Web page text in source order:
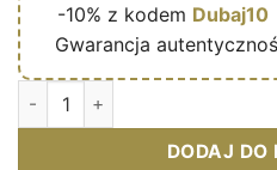
-10% z kodem Dubaj10
Gwarancja
Ilość Marwa - Eau de parfum
DODAJ DO